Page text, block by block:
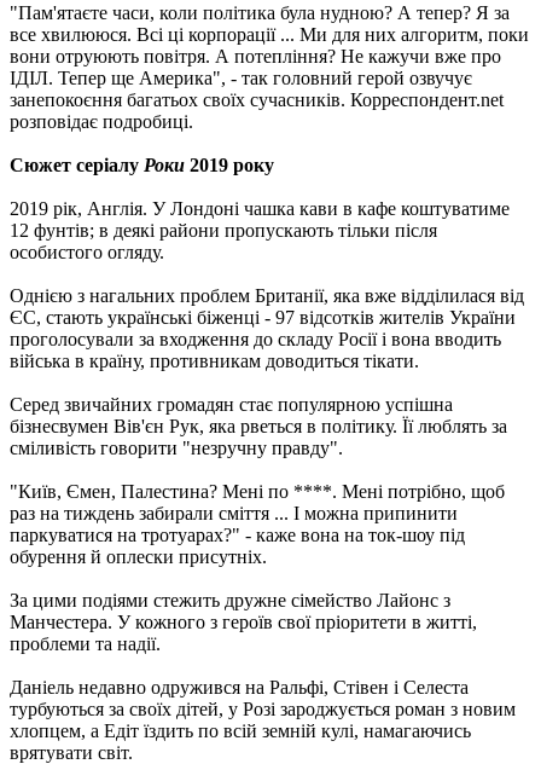
"Пам'ятаєте часи, коли політика була нудною? А тепер? Я за
все хвилююся. Всі ці корпорації ... Ми для них алгоритм, поки
вони отруюють повітря. А потепління? Не кажучи вже про
ІДІЛ. Тепер ще Америка", - так головний герой озвучує
занепокоєння багатьох своїх сучасників. Корреспондент.net
розповідає подробиці.
Сюжет серіалу Роки 2019 року
2019 рік, Англія. У Лондоні чашка кави в кафе коштуватиме
12 фунтів; в деякі райони пропускають тільки після
особистого огляду.
Однією з нагальних проблем Британії, яка вже відділилася від
ЄС, стають українські біженці - 97 відсотків жителів України
проголосували за входження до складу Росії і вона вводить
війська в країну, противникам доводиться тікати.
Серед звичайних громадян стає популярною успішна
бізнесвумен Вів'єн Рук, яка рветься в політику. Її люблять за
сміливість говорити "незручну правду".
"Київ, Ємен, Палестина? Мені по ****. Мені потрібно, щоб
раз на тиждень забирали сміття ... І можна припинити
паркуватися на тротуарах?" - каже вона на ток-шоу під
обурення й оплески присутніх.
За цими подіями стежить дружне сімейство Лайонс з
Манчестера. У кожного з героїв свої пріоритети в житті,
проблеми та надії.
Даніель недавно одружився на Ральфі, Стівен і Селеста
турбуються за своїх дітей, у Розі зароджується роман з новим
хлопцем, а Едіт їздить по всій земній кулі, намагаючись
врятувати світ.